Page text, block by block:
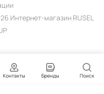
Интернет-магазин RUSEL
Контакты Бренды Поиск